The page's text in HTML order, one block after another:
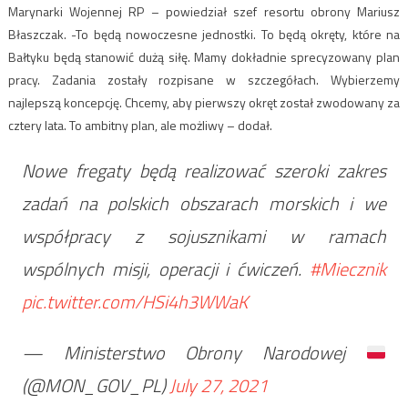
Marynarki Wojennej RP – powiedział szef resortu obrony Mariusz
Błaszczak. -To będą nowoczesne jednostki. To będą okręty, które na
Bałtyku będą stanowić dużą siłę. Mamy dokładnie sprecyzowany plan
pracy. Zadania zostały rozpisane w szczegółach. Wybierzemy
najlepszą koncepcję. Chcemy, aby pierwszy okręt został zwodowany za
cztery lata. To ambitny plan, ale możliwy – dodał.
Nowe fregaty będą realizować szeroki zakres
zadań na polskich obszarach morskich i we
współpracy z sojusznikami w ramach
wspólnych misji, operacji i ćwiczeń. #Miecznik
pic.twitter.com/HSi4h3WWaK
— Ministerstwo Obrony Narodowej
(@MON_GOV_PL)July 27, 2021